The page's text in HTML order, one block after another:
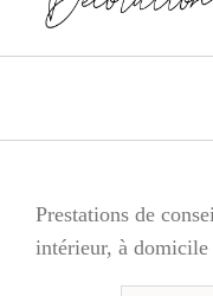
Prestations de
intérieur, à domicile